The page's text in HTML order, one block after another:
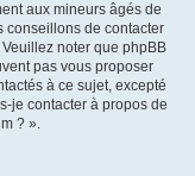
aux mineurs âgés de
conseillons de contacter
noter que phpBB
pas vous proposer
à ce sujet, excepté
je contacter à propos de
? ».